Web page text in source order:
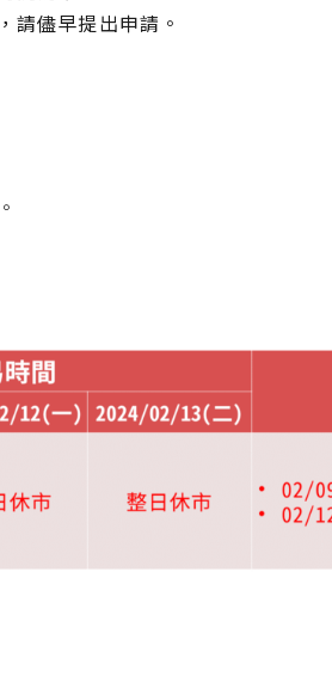
請儘早提出申請。
。